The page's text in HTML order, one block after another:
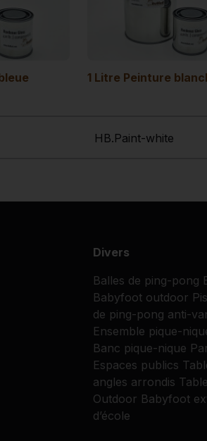
1 Litre Peinture
HB.Paint-white
Divers
Balles de ping-pong
Babyfoot outdoor
de ping-pong anti-
Ensemble pique-
Banc pique-nique
Espaces publics
angles arrondis
Outdoor Babyfoot
d’école